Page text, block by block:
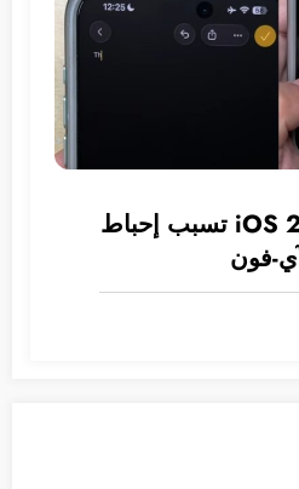
ميزة واحدة في iOS 26 تسبب إحباط
فون